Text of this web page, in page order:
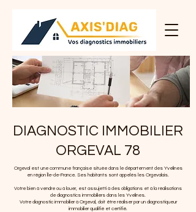
DIAGNOSTIC IMMOBILIER
ORGEVAL 78
Orgeval est une commune française située dans le département des Yvelines
en région Île-de-France. Ses habitants sont appelés les Orgevalais.
Votre bien à vendre ou à louer, est assujetti à des obligations et à la réalisations
de diagnostics immobiliers dans les Yvelines.
Votre diagnostic immobilier à Orgeval, doit être réaliser par un diagnostiqueur
immobilier qualifié et certifié.